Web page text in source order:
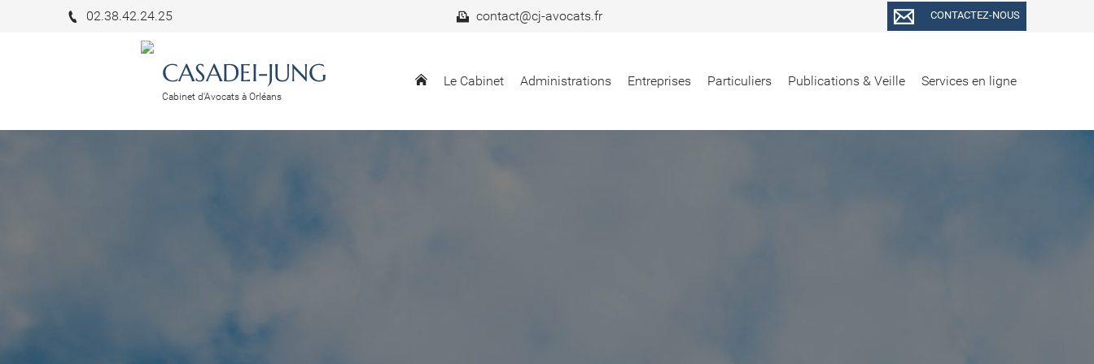
CASADEI-JUNG
Cabinet d'Avocats à Orléans
Le Cabinet Administrations Entreprises Particuliers Publications & Veille Services en ligne
02.38.42.24.25 contact@cj-avocats.fr CONTACTEZ-NOUS